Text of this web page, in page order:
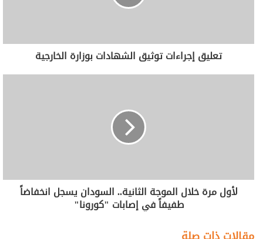
تعليق إجراءات توثيق الشهادات بوزارة الخارجية
لأول مرة خلال الموجة الثانية.. السودان يسجل انخفاضاً
طفيفاً في إصابات "كورونا"